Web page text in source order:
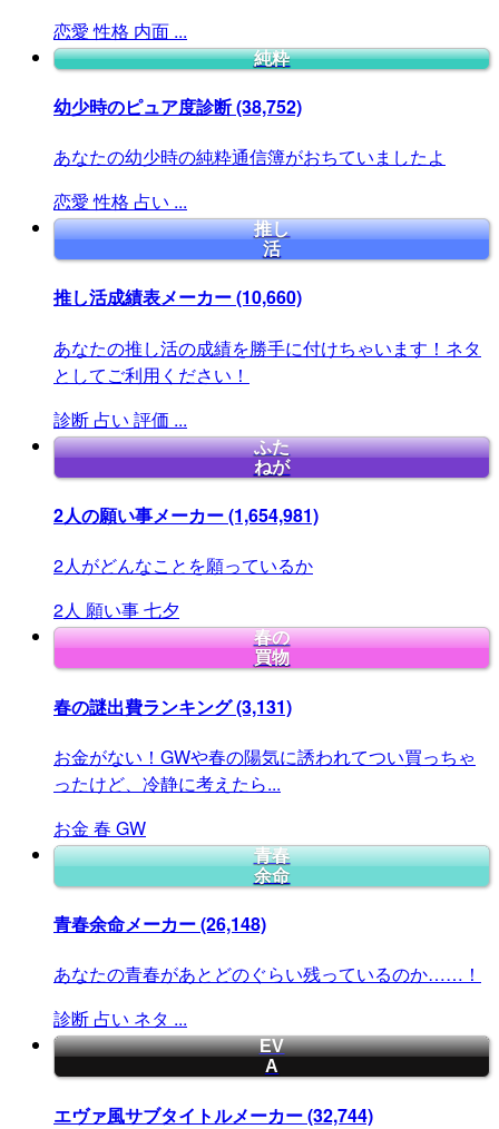
恋愛 性格 内面 ...
純粋
幼少時のピュア度診断(38,752)
あなたの幼少時の純粋通信簿がおちていましたよ
恋愛 性格 占い ...
推し
活
推し活成績表メーカー(10,660)
あなたの推し活の成績を勝手に付けちゃいます！ネタ
としてご利用ください！
診断 占い 評価 ...
ふた
ねが
2人の願い事メーカー(1,654,981)
2人がどんなことを願っているか
2人 願い事七夕
春の
買物
春の謎出費ランキング(3,131)
お金がない！GWや春の陽気に誘われてつい買っちゃ
ったけど、冷静に考えたら...
お金 春 GW
青春
余命
青春余命メーカー(26,148)
あなたの青春があとどのぐらい残っているのか……！
診断 占い ネタ ...
EV
A
エヴァ風サブタイトルメーカー(32,744)